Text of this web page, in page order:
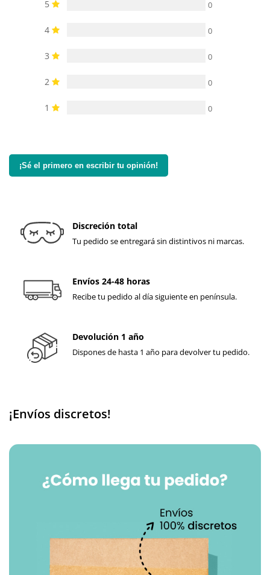
5 0
4 0
3 0
2 0
1 0
¡Sé el primero en escribir tu opinión!
Discreción total
Tu pedido se entregará sin distintivos ni marcas.
Envíos 24-48 horas
Recibe tu pedido al día siguiente en península.
Devolución 1 año
Dispones de hasta 1 año para devolver tu pedido.
¡Envíos discretos!